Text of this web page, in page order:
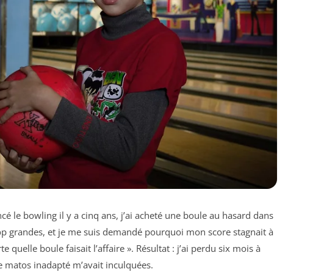
le bowling il y a cinq ans, j’ai acheté une boule au hasard dans
grandes, et je me suis demandé pourquoi mon score stagnait à
quelle boule faisait l’affaire ». Résultat : j’ai perdu six mois à
inadapté m’avait inculquées.